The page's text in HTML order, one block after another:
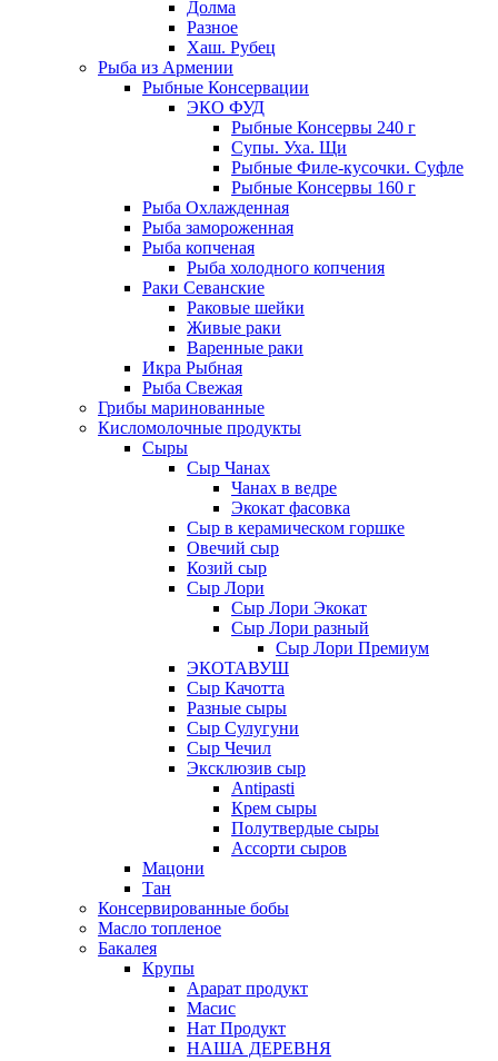
Долма
Разное
Хаш. Рубец
Рыба из Армении
Рыбные Консервации
ЭКО ФУД
Рыбные Консервы 240 г
Супы. Уха. Щи
Рыбные Филе-кусочки. Суфле
Рыбные Консервы 160 г
Рыба Охлажденная
Рыба замороженная
Рыба копченая
Рыба холодного копчения
Раки Севанские
Раковые шейки
Живые раки
Варенные раки
Икра Рыбная
Рыба Свежая
Грибы маринованные
Кисломолочные продукты
Сыры
Сыр Чанах
Чанах в ведре
Экокат фасовка
Сыр в керамическом горшке
Овечий сыр
Козий сыр
Сыр Лори
Сыр Лори Экокат
Сыр Лори разный
Сыр Лори Премиум
ЭКОТАВУШ
Сыр Качотта
Разные сыры
Сыр Сулугуни
Сыр Чечил
Эксклюзив сыр
Antipasti
Крем сыры
Полутвердые сыры
Ассорти сыров
Мацони
Тан
Консервированные бобы
Масло топленое
Бакалея
Крупы
Арарат продукт
Масис
Нат Продукт
НАША ДЕРЕВНЯ